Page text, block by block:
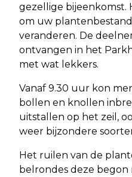
gezellige bijeenkomst.
om uw
veranderen. De
ontvangen in het
met wat lekkers.
Vanaf 9.30 uur kon
bollen en knollen
uitstallen op het zeil,
weer bijzondere
Het ruilen van de
belrondes deze